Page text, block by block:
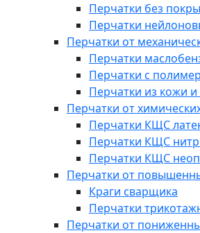
Перчатки без
Перчатки
Перчатки от
Перчатки
Перчатки с
Перчатки из кожи и
Перчатки от
Перчатки КЩС
Перчатки КЩС
Перчатки КЩС
Перчатки от
Краги сварщика
Перчатки
Перчатки от